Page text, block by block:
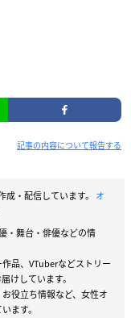
記事の内容について報告する
・配信しています。 オ
・舞台・俳優などの情
品、VTuberなどストリー
けしています。
役立ち情報など、女性オ
ます。